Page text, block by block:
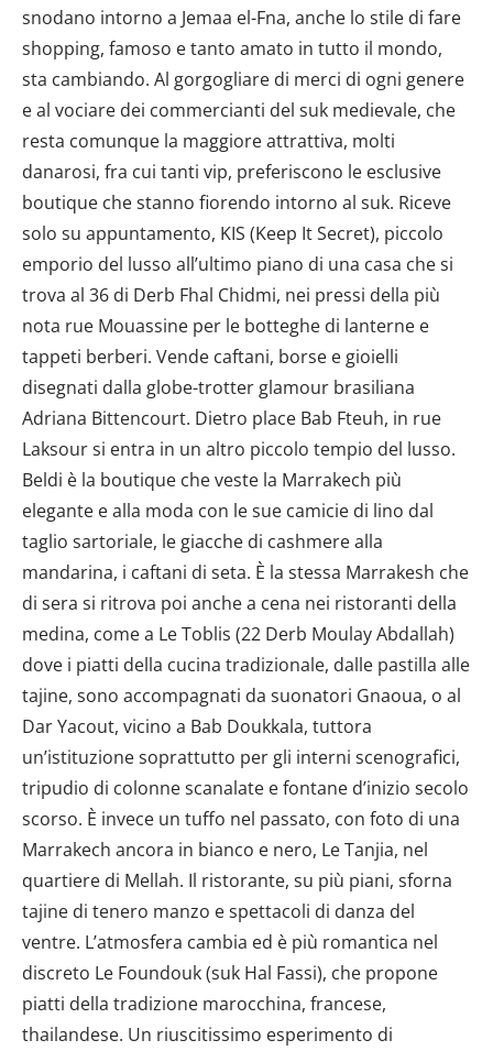
snodano intorno a Jemaa el-Fna, anche lo stile di fare
shopping, famoso e tanto amato in tutto il mondo,
sta cambiando. Al gorgogliare di merci di ogni genere
e al vociare dei commercianti del suk medievale, che
resta comunque la maggiore attrattiva, molti
danarosi, fra cui tanti vip, preferiscono le esclusive
boutique che stanno fiorendo intorno al suk. Riceve
solo su appuntamento, KIS (Keep It Secret), piccolo
emporio del lusso all’ultimo piano di una casa che si
trova al 36 di Derb Fhal Chidmi, nei pressi della più
nota rue Mouassine per le botteghe di lanterne e
tappeti berberi. Vende caftani, borse e gioielli
disegnati dalla globe-trotter glamour brasiliana
Adriana Bittencourt. Dietro place Bab Fteuh, in rue
Laksour si entra in un altro piccolo tempio del lusso.
Beldi è la boutique che veste la Marrakech più
elegante e alla moda con le sue camicie di lino dal
taglio sartoriale, le giacche di cashmere alla
mandarina, i caftani di seta. È la stessa Marrakesh che
di sera si ritrova poi anche a cena nei ristoranti della
medina, come a Le Toblis (22 Derb Moulay Abdallah)
dove i piatti della cucina tradizionale, dalle pastilla alle
tajine, sono accompagnati da suonatori Gnaoua, o al
Dar Yacout, vicino a Bab Doukkala, tuttora
un’istituzione soprattutto per gli interni scenografici,
tripudio di colonne scanalate e fontane d’inizio secolo
scorso. È invece un tuffo nel passato, con foto di una
Marrakech ancora in bianco e nero, Le Tanjia, nel
quartiere di Mellah. Il ristorante, su più piani, sforna
tajine di tenero manzo e spettacoli di danza del
ventre. L’atmosfera cambia ed è più romantica nel
discreto Le Foundouk (suk Hal Fassi), che propone
piatti della tradizione marocchina, francese,
thailandese. Un riuscitissimo esperimento di